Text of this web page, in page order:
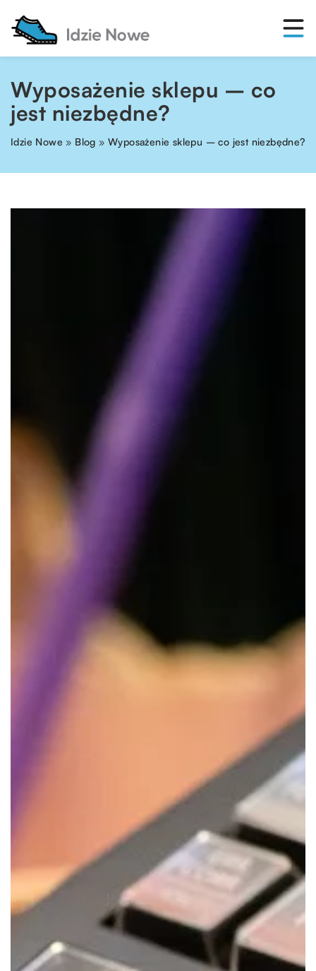
Wyposażenie sklepu – co
jest niezbędne?
Idzie Nowe » Blog »Wyposażenie sklepu – co jest niezbędne?